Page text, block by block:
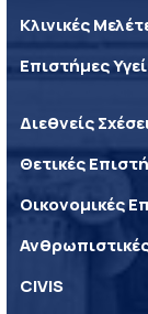
Κλινικές
Επιστήμες
Διεθνείς
Θετικές
Οικονομικές
CIVIS